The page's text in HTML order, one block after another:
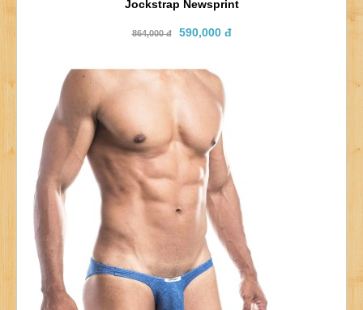
Jockstrap Newsprint
864,000 đ 590,000 đ